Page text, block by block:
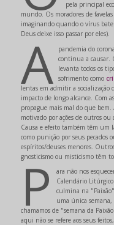
pela principal
mundo. Os moradores de
imaginando quando o vírus
Deus deixe isso passar por eles).
A
pandemia do
continua a causar.
levanta todos os
sofrimento como
lentas em admitir a socialização
impacto de longo alcance. Com
propague mais mal do que
motivado por ações de outros
Causa e efeito também têm
como punição por seus pecados
espíritos/deuses menores.
gnosticismo ou misticismo têm
P
ara não nos
Calendário
culmina na
uma única
chamamos de "semana da
aqui não se refere aos seus